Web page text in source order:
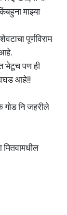
माझ्या
पूर्णविराम
भेटूच पण ही
आहे!!
गोड नि जहरीले
मितवामधील